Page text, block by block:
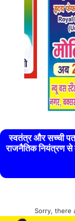
स्वतंत्र और सच्ची
राजनैतिक नियंत्रण
Sorry, there